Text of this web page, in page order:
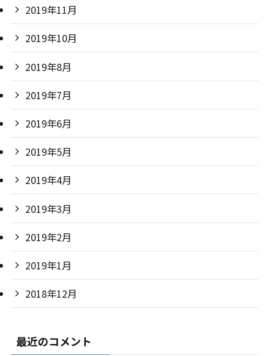
2019年11月
2019年10月
2019年8月
2019年7月
2019年6月
2019年5月
2019年4月
2019年3月
2019年2月
2019年1月
2018年12月
最近のコメント